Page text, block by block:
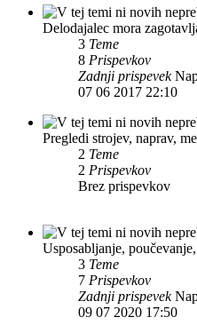
Delodajalec mora
3 Teme
8 Prispevkov
Zadnji prispevek
07 06 2017 22:10
Pregledi strojev, naprav,
2 Teme
2 Prispevkov
Brez prispevkov
Usposabljanje,
3 Teme
7 Prispevkov
Zadnji prispevek
09 07 2020 17:50